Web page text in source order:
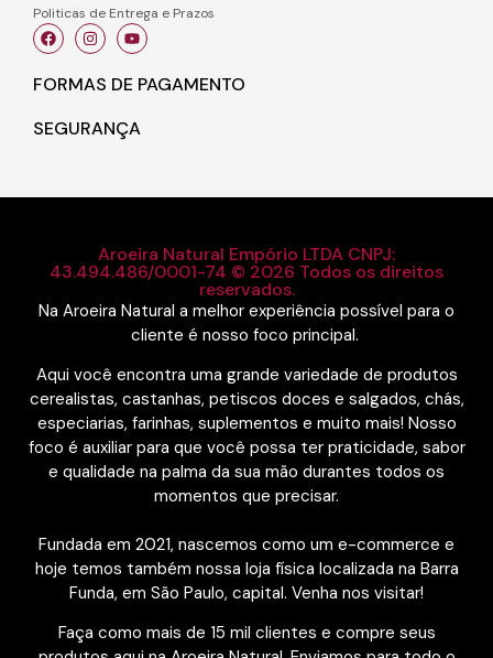
Politicas de Entrega e Prazos
FORMAS DE PAGAMENTO
SEGURANÇA
Aroeira Natural Empório LTDA CNPJ:
43.494.486/0001-74 © 2026 Todos os direitos
reservados.
Na Aroeira Natural a melhor experiência possível para o
cliente é nosso foco principal.
Aqui você encontra uma grande variedade de produtos
cerealistas, castanhas, petiscos doces e salgados, chás,
especiarias, farinhas, suplementos e muito mais! Nosso
foco é auxiliar para que você possa ter praticidade, sabor
e qualidade na palma da sua mão durantes todos os
momentos que precisar.
Fundada em 2021, nascemos como um e-commerce e
hoje temos também nossa loja física localizada na Barra
Funda, em São Paulo, capital. Venha nos visitar!
Faça como mais de 15 mil clientes e compre seus